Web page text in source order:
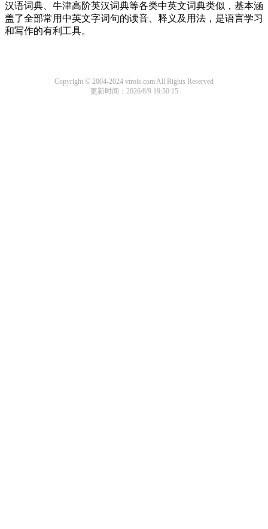
汉语词典、牛津高阶英汉词典等各类中英文词典类似，基本涵
盖了全部常用中英文字词句的读音、释义及用法，是语言学习
和写作的有利工具。
Copyright © 2004-2024 vtrois.com All Rights Reserved
更新时间：2026/8/9 19:50:15